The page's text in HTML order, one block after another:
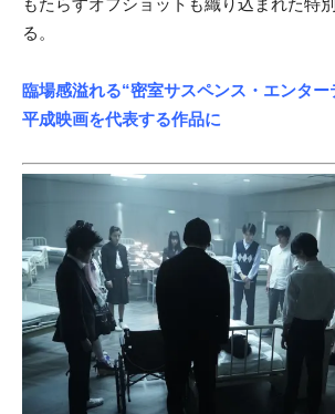
もたらすオフショットも織り込まれた特
る。
臨場感溢れる“密室サスペンス・エンター
平成映画を代表する作品に